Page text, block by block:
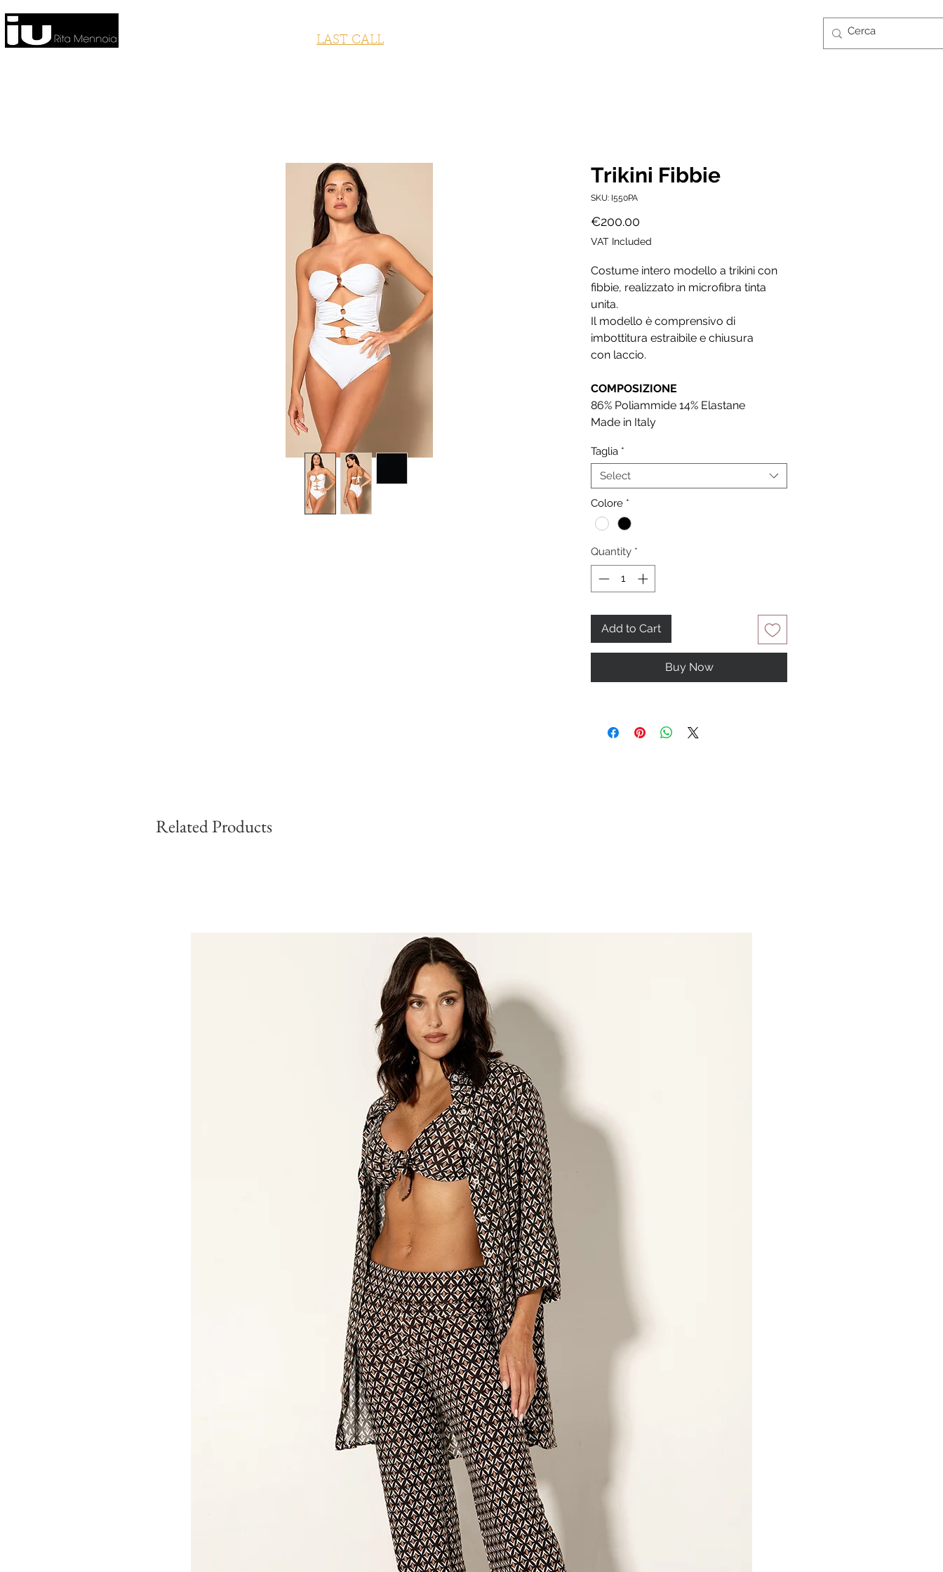
LAST CALL
COSTUMI DA BAGNO
Trikini Fibbie
SKU: I550PA
€200.00
VAT Included
Costume intero modello a trikini con
fibbie, realizzato in microfibra tinta
unita.
Il modello è comprensivo di
imbottitura estraibile e chiusura
con laccio.
COMPOSIZIONE
86% Poliammide 14% Elastane
Made in Italy
Taglia *
Select
Colore *
Quantity *
Add to Cart
Buy Now
Related Products